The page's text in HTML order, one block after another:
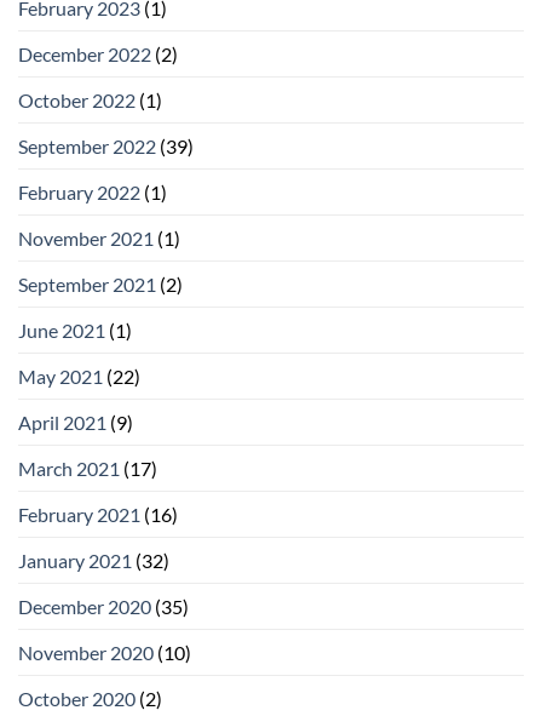
February 2023 (1)
December 2022 (2)
October 2022 (1)
September 2022 (39)
February 2022 (1)
November 2021 (1)
September 2021 (2)
June 2021 (1)
May 2021 (22)
April 2021 (9)
March 2021 (17)
February 2021 (16)
January 2021 (32)
December 2020 (35)
November 2020 (10)
October 2020 (2)